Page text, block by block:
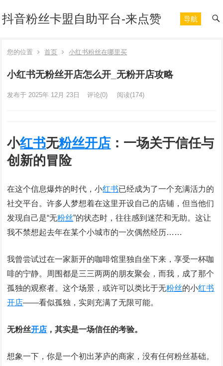
抖音粉丝卡盟自助平台-来点赞 导航
您的位置 首页 小红书粉丝在哪里买
小红书无粉丝开店怎么开_无粉开店攻略
发布于 2025年 12月 23日 评论(0) 阅读(174)
小红书无粉丝开店 ：一场关于信任与
创新的冒险
在这个信息爆炸的时代，小红书已经成为了一个充满活力的
社交平台。许多人梦想着在这里开设自己的店铺，但当他们
发现自己是“无粉丝”的状态时，往往感到迷茫和无助。这让
我不禁想起去年在某个小城市的一次偶然经历……
我曾尝试过在一家新开的咖啡馆里独自坐下来，享受一杯咖
啡的宁静。周围都是三三两两的朋友聚会，而我，成了那个
孤独的观察者。这个场景，或许可以类比于无粉丝的小红书
开店——看似孤独，实则充满了无限可能。
无粉丝开店 ，其实是一场信任的考验。
想象一下，你是一个初出茅庐的商家，没有任何粉丝基础。